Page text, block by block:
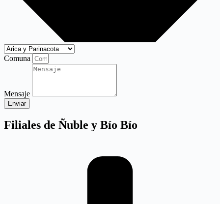
Comuna
Mensaje
Enviar
Filiales de Ñuble y Bío Bío